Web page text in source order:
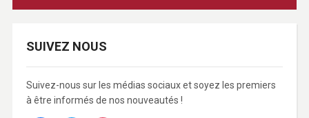
SUIVEZ NOUS
Suivez-nous sur les médias sociaux et soyez les premiers
à être informés de nos nouveautés !